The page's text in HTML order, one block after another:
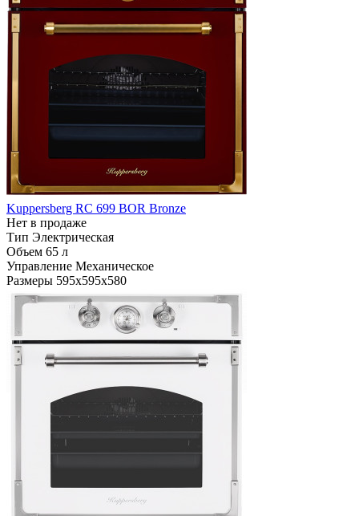
Kuppersberg RC 699 BOR Bronze
Нет в продаже
Тип Электрическая
Объем 65 л
Управление Механическое
Размеры 595х595х580